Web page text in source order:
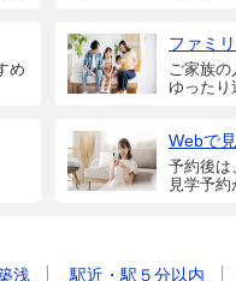
め
ファミ
ご家族の
ゆったり
Webで
予約後は
見学予
浅 駅近・駅５分以内